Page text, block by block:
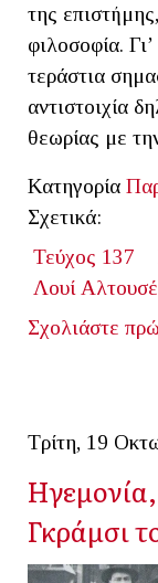
της
φιλοσοφία.
τεράστια
αντιστοιχία
θεωρίας με
Κατηγορία
Σχετικά:
Τεύχος 137
Λουί
Σχολιάστε
Τρίτη, 19
Γκράμσι